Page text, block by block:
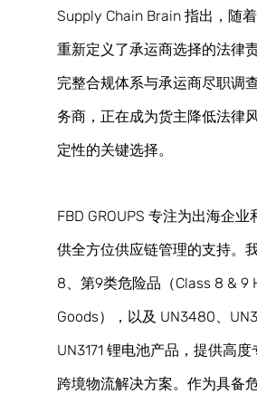
Supply Chain Brain 指出，随
重新定义了承运商选择的法律
完整合规体系与承运商尽职调
务商，正在成为货主降低法律
定性的关键选择。
FBD GROUPS 专注为出海企业
供全方位供应链管理的支持。
8、第9类危险品（Class 8 & 9
Goods），以及 UN3480、
UN3171 锂电池产品，提供高
跨境物流解决方案。作为具备